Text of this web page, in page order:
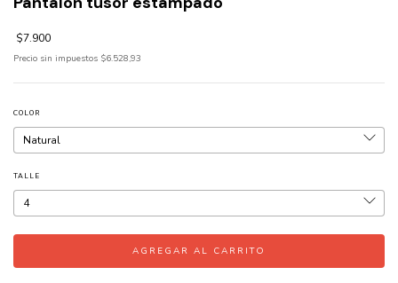
$7.900
Precio sin impuestos $6.528,93
COLOR
TALLE